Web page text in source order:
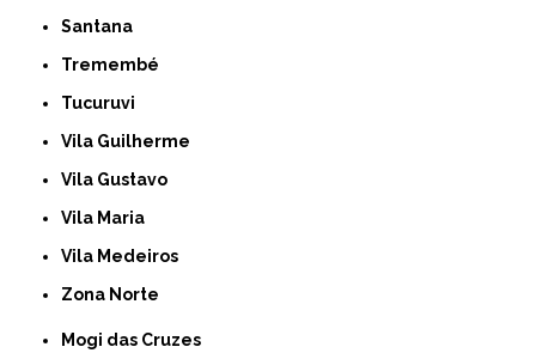
Santana
Tremembé
Tucuruvi
Vila Guilherme
Vila Gustavo
Vila Maria
Vila Medeiros
Zona Norte
Mogi das Cruzes